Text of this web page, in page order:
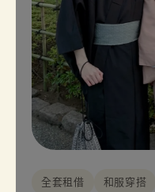
全套租借 和服穿搭